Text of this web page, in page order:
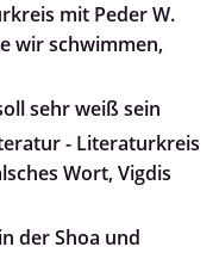
mit Peder W.
wir schwimmen,
sehr weiß sein
- Literaturkreis
Wort, Vigdis
der Shoa und